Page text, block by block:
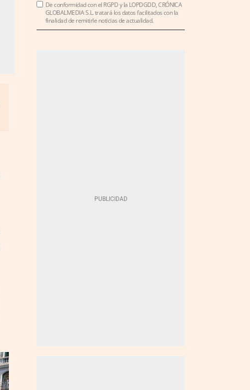
De conformidad con el RGPD y la LOPDGDD, CRÓNICA
GLOBALMEDIA S.L. tratará los datos facilitados con la
finalidad de remitirle noticias de actualidad.